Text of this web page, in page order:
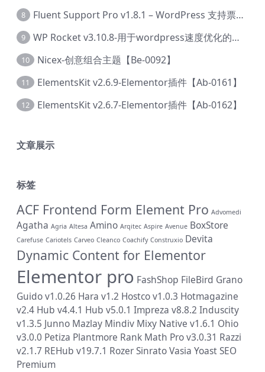
8 Fluent Support Pro v1.8.1 – WordPress 支持票务系统【Cc-0041】
9 WP Rocket v3.10.8-用于wordpress速度优化的缓存加速插件【Cd-0019】
10 Nicex-创意组合主题【Be-0092】
11 ElementsKit v2.6.9-Elementor插件【Ab-0161】
12 ElementsKit v2.6.7-Elementor插件【Ab-0162】
文章展示
标签
ACF Frontend Form Element Pro Advomedi
Agatha Agria Altesa Amino Arqitec Aspire Avenue BoxStore
Carefuse Cariotels Carveo Cleanco Coachify Construxio Devita
Dynamic Content for Elementor
Elementor pro FashShop FileBird Grano
Guido v1.0.26 Hara v1.2 Hostco v1.0.3 Hotmagazine
v2.4 Hub v4.4.1 Hub v5.0.1 Impreza v8.8.2 Induscity
v1.3.5 Junno Mazlay Mindiv Mixy Native v1.6.1 Ohio
v3.0.0 Petiza Plantmore Rank Math Pro v3.0.31 Razzi
v2.1.7 REHub v19.7.1 RozerSinratoVasia Yoast SEO
Premium